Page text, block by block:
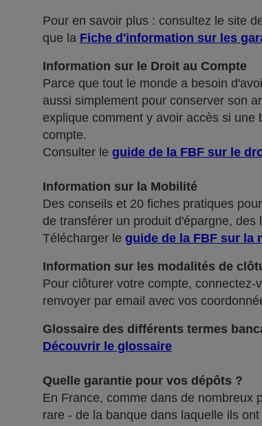
Pour en savoir plus : consultez le site
que la Fiche d'information sur les
Information sur le Droit au Compte
Parce que tout le monde a besoin
aussi simplement pour conserver son
explique comment y avoir accès si
compte.
Consulter le guide de la FBF sur le
Information sur la Mobilité
Des conseils et 20 fiches pratiques
de transférer un produit d'épargne,
Télécharger le guide de la FBF sur la
Information sur les modalités de
Pour clôturer votre compte,
renvoyer par email avec vos
Glossaire des différents termes
Découvrir le glossaire
Quelle garantie pour vos dépôts ?
En France, comme dans de nombreux
rare - de la banque dans laquelle ils